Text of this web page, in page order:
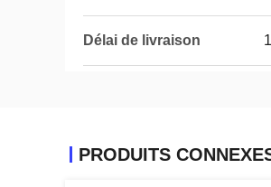
Délai de livraison
PRODUITS